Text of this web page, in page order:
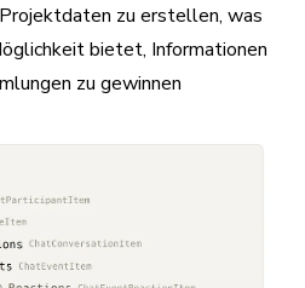
zu erstellen, was
bietet, Informationen
zu gewinnen